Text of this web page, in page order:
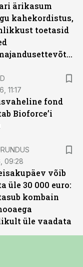
ärikasum
kahekordistus,
toetasid
põllumajandusettevõtted
11:17
fond
Bioforce’i
09:28
võib
üle 30 000 euro:
kombain
üle vaadata